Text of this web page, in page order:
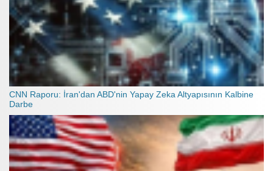
CNN Raporu: İran'dan ABD'nin Yapay Zeka Altyapısının Kalbine
Darbe